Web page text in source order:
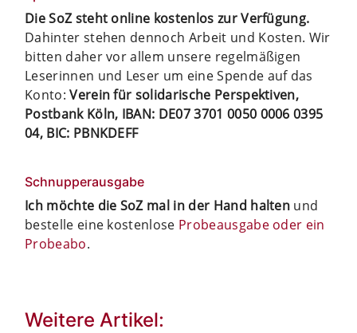
Die SoZ steht online kostenlos zur Verfügung.
Dahinter stehen dennoch Arbeit und Kosten. Wir
bitten daher vor allem unsere regelmäßigen
Leserinnen und Leser um eine Spende auf das
Konto:Verein für solidarische Perspektiven,
Postbank Köln, IBAN: DE07 3701 0050 0006 0395
04, BIC: PBNKDEFF
Schnupperausgabe
Ich möchte die SoZ mal in der Hand halten und
bestelle eine kostenlose Probeausgabe oder ein
Probeabo.
Weitere Artikel: